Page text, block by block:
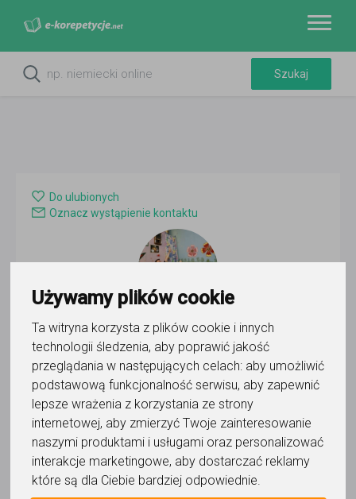
Używamy plików cookie
Ta witryna korzysta z plików cookie i innych
technologii śledzenia, aby poprawić jakość
przeglądania w następujących celach: aby umożliwić
podstawową funkcjonalność serwisu, aby zapewnić
lepsze wrażenia z korzystania ze strony
internetowej, aby zmierzyć Twoje zainteresowanie
naszymi produktami i usługami oraz personalizować
interakcje marketingowe, aby dostarczać reklamy
które są dla Ciebie bardziej odpowiednie.
Do ulubionych
Oznacz wystąpienie kontaktu
Tomasz Nowacki
Wyślij wiadomość
Ostatnia aktywność:
wczoraj
Pokaż